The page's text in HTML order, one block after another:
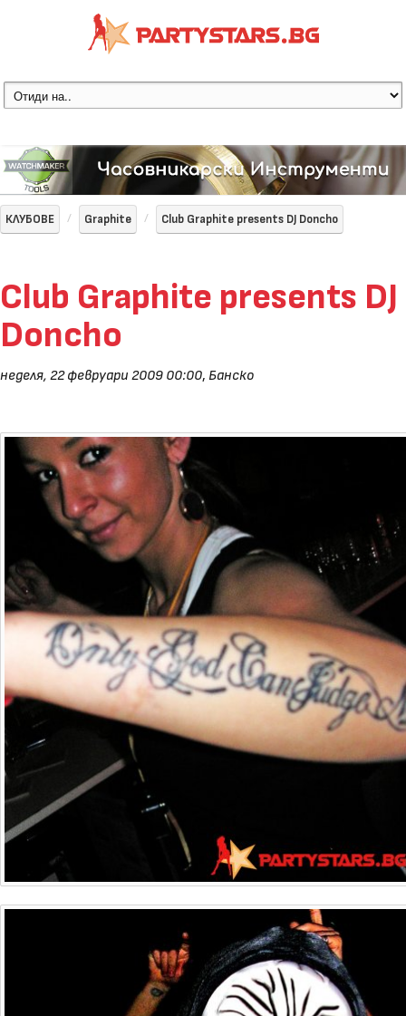
КЛУБОВЕ Graphite Club Graphite presents DJ Doncho
Club Graphite presents DJ
Doncho
неделя, 22 февруари 2009 00:00, Банско